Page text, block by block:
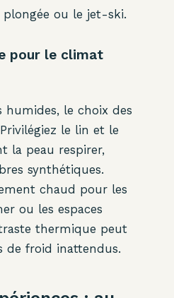
ou le jet-ski.
pour le climat
humides, le choix des
le lin et le
la peau respirer,
synthétiques.
chaud pour les
ou les espaces
thermique peut
de froid inattendus.